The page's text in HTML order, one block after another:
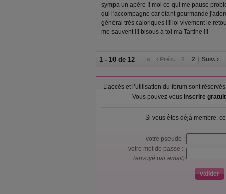
sympa un apéro !! moi ce qui me pause
qui l'accompagne car étant gourmande
général très caloriques !!! lol vivement le
me sauvent !!! bisous à toi ma Tartine !!!
1 - 10 de 12 « ‹ Préc. 1 2 Suiv. ›
L’accès et l’utilisation du forum sont
Vous pouvez vous inscrire
Si vous êtes déjà membre,
votre pseudo :
votre mot de passe :
(envoyé par email)